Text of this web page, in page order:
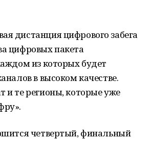
дистанция цифрового забега
цифровых пакета
из которых будет
в высоком качестве.
и те регионы, которые уже
четвертый, финальный